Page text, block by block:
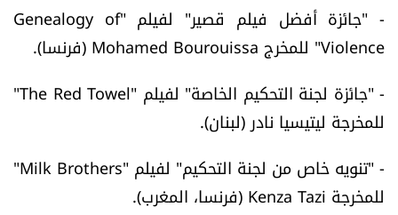
للتاريخ
فيديو
من نحن
للتواصل معنا
- "جائزة أفضل فيلم قصير" لفيلم "Genealogy of
Violence" للمخرج Mohamed Bourouissa (فرنسا).
- "جائزة لجنة التحكيم الخاصة" لفيلم "The Red Towel"
للمخرجة ليتيسيا نادر (لبنان).
- "تنويه خاص من لجنة التحكيم" لفيلم "Milk Brothers"
للمخرجة Kenza Tazi (فرنسا، المغرب).